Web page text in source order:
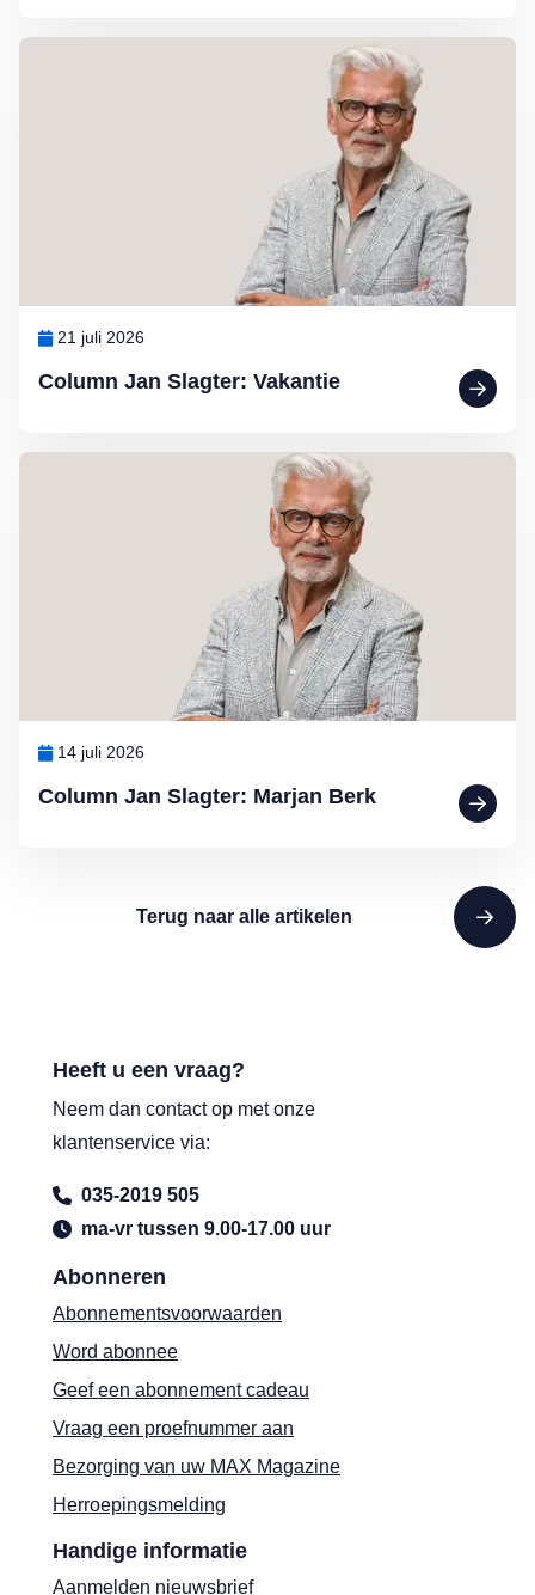
Column Jan Slagter: Vakantie
21 juli 2026
Lees meer over Column Jan Slagter: Vakantie
Column Jan Slagter: Marjan Berk
14 juli 2026
Lees meer over Column Jan Slagter: Marjan Berk
Terug naar alle artikelen
Abonneren
Abonnementsvoorwaarden
Word abonnee
Geef een abonnement cadeau
Vraag een proefnummer aan
Bezorging van uw MAX Magazine
Herroepingsmelding
Handige informatie
Aanmelden nieuwsbrief
Heeft u een vraag?
Neem dan contact op met onze
klantenservice via:
035-2019 505
ma-vr tussen 9.00-17.00 uur